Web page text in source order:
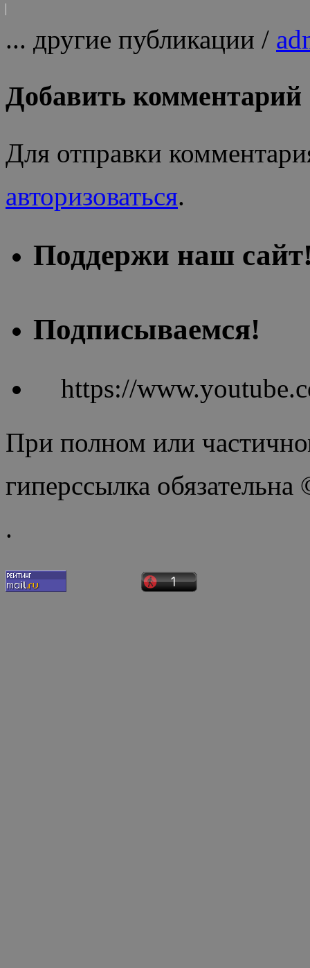
... другие публикации /
Добавить комментарий
Для отправки
авторизоваться.
Поддержи наш
Подписываемся!
https://
При полном или
гиперссылка
.